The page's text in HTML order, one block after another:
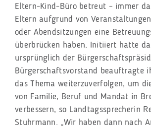
Eltern-Kind-Büro betreut – immer
Eltern aufgrund von
oder Abendsitzungen eine
überbrücken haben. Initiiert hatte
ursprünglich der
Bürgerschaftsvorstand beauftragte
das Thema weiterzuverfolgen, um
von Familie, Beruf und Mandat in
verbessern, so Landtagssprecherin
Stuhrmann. „Wir haben dann nach